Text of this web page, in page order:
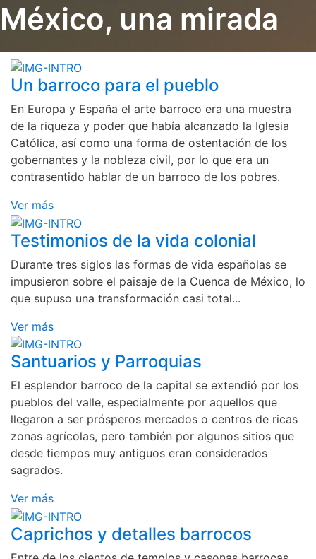
México, una mirada
Un barroco para el pueblo
En Europa y España el arte barroco era una muestra
de la riqueza y poder que había alcanzado la Iglesia
Católica, así como una forma de ostentación de los
gobernantes y la nobleza civil, por lo que era un
contrasentido hablar de un barroco de los pobres.
Ver más
Testimonios de la vida colonial
Durante tres siglos las formas de vida españolas se
impusieron sobre el paisaje de la Cuenca de México, lo
que supuso una transformación casi total...
Ver más
Santuarios y Parroquias
El esplendor barroco de la capital se extendió por los
pueblos del valle, especialmente por aquellos que
llegaron a ser prósperos mercados o centros de ricas
zonas agrícolas, pero también por algunos sitios que
desde tiempos muy antiguos eran considerados
sagrados.
Ver más
Caprichos y detalles barrocos